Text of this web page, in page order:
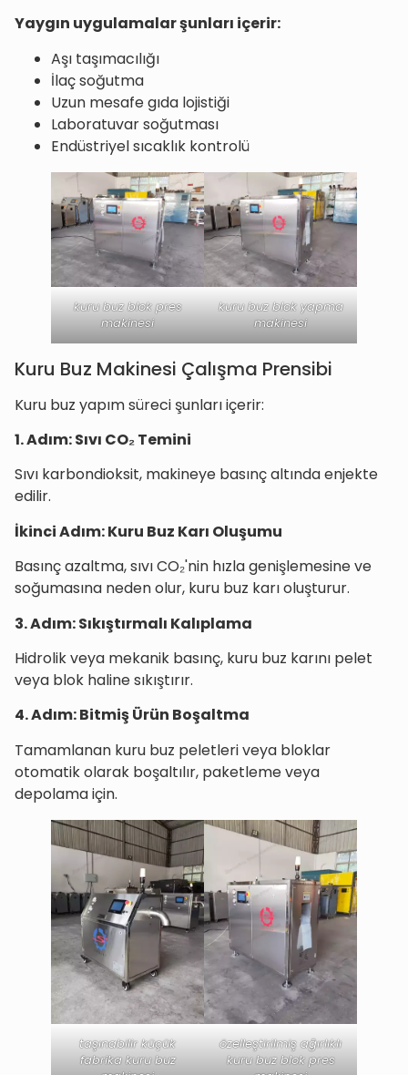
Yaygın uygulamalar şunları içerir:
Aşı taşımacılığı
İlaç soğutma
Uzun mesafe gıda lojistiği
Laboratuvar soğutması
Endüstriyel sıcaklık kontrolü
kuru buz blok pres
makinesi
kuru buz blok yapma
makinesi
Kuru Buz Makinesi Çalışma Prensibi
Kuru buz yapım süreci şunları içerir:
1. Adım: Sıvı CO₂ Temini
Sıvı karbondioksit, makineye basınç altında enjekte
edilir.
İkinci Adım: Kuru Buz Karı Oluşumu
Basınç azaltma, sıvı CO₂'nin hızla genişlemesine ve
soğumasına neden olur, kuru buz karı oluşturur.
3. Adım: Sıkıştırmalı Kalıplama
Hidrolik veya mekanik basınç, kuru buz karını pelet
veya blok haline sıkıştırır.
4. Adım: Bitmiş Ürün Boşaltma
Tamamlanan kuru buz peletleri veya bloklar
otomatik olarak boşaltılır, paketleme veya
depolama için.
taşınabilir küçük
fabrika kuru buz
özelleştirilmiş ağırlıklı
kuru buz blok pres